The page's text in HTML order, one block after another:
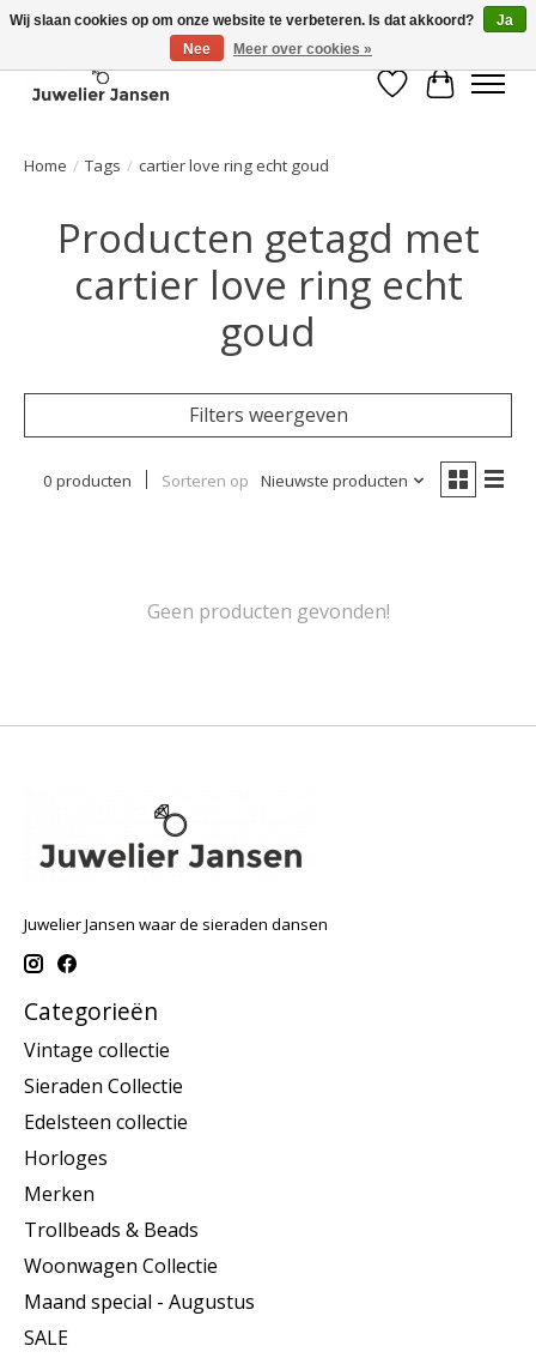
Verlanglijst
Home / Tags / cartier love ring echt goud
Producten getagd met
cartier love ring echt
goud
Filters weergeven
0 producten Sorteren op Nieuwste producten
Geen producten gevonden!
Juwelier Jansen waar de sieraden dansen
Categorieën
Vintage collectie
Sieraden Collectie
Edelsteen collectie
Horloges
Merken
Trollbeads & Beads
Woonwagen Collectie
Maand special - Augustus
SALE
Wij slaan cookies op om onze website te verbeteren. Is dat akkoord?
Ja
Nee
Meer over cookies »